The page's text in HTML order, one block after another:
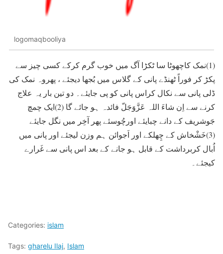
logomaqbooliya
(1)نمک کاچھوٹا سا ٹکڑا آگ میں خوب گرم کرکے کسی چیز سے
پکڑ کر فوراً ٹھنڈے پانی کے گلاس میں بُجھا دیجئے ، پھروہ نمک کی
ڈلی پانی سے نکال کراس پانی کو پی جایئے۔ دو تین بار یہ علاج
کرنے سے اِن شاءَ اللہ عَزَّوَجَلّ فائدہ ہو جائے گا (2)ایک چمچ
جَوشریف کے دانے چبایئے اورچُوسئے پھر آخِر میں نگل جایئے
(3)خَشْخاش کے چِھلکے اور اَجوائن ہم وزن لیجئے اور پانی میں
اُبال کربرداشت کے قابل ہو جانے کے بعد اس پانی سے غَرارے
کیجئے۔
Categories: islam
Tags: gharelu Ilaj, Islam